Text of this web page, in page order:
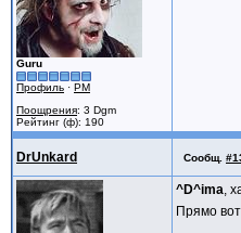
Guru
Профиль · PM
Поощрения: 3 Dgm
Рейтинг (ф): 190
DrUnkard Сообщ.
^D^ima,
Прямо